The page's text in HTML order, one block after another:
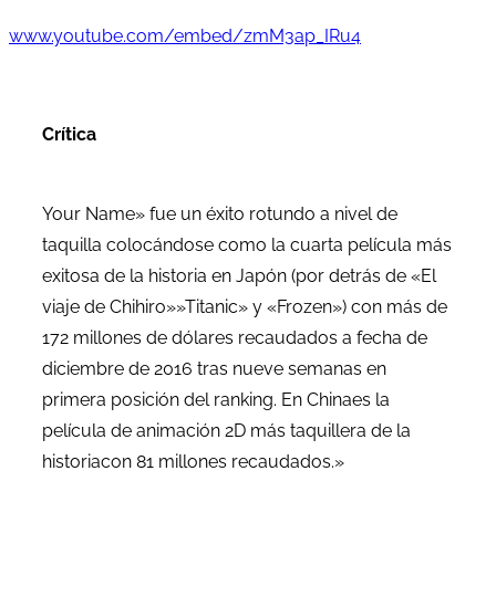
www.youtube.com/embed/zmM3ap_IRu4
Crítica
Your Name» fue un éxito rotundo a nivel de
taquilla colocándose como la cuarta película más
exitosa de la historia en Japón (por detrás de «El
viaje de Chihiro»»Titanic» y «Frozen») con más de
172 millones de dólares recaudados a fecha de
diciembre de 2016 tras nueve semanas en
primera posición del ranking. En Chinaes la
película de animación 2D más taquillera de la
historiacon 81 millones recaudados.»